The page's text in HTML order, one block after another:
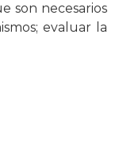
son necesarios
evaluar la